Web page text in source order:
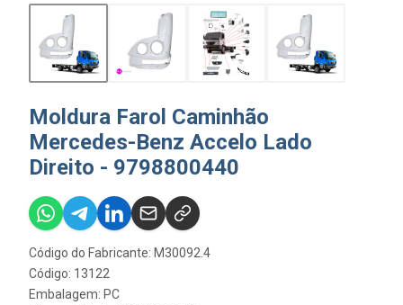
Moldura Farol Caminhão
Mercedes-Benz Accelo Lado
Direito - 9798800440
Código do Fabricante: M30092.4
Código: 13122
Embalagem: PC